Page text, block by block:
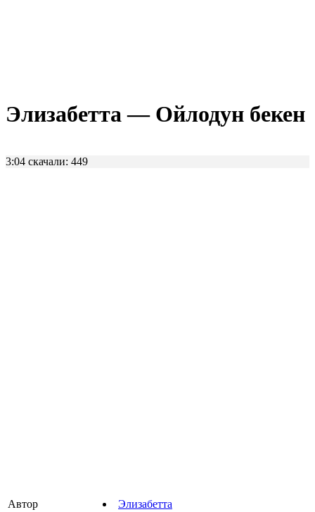
Элизабетта — Ойлодун бекен
3:04 скачали: 449
Автор
Элизабетта